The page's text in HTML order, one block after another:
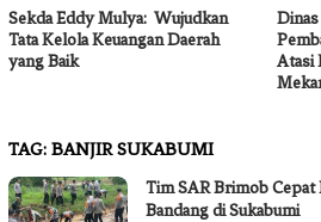
Sekda Eddy Mulya: Wujudkan
Tata Kelola Keuangan Daerah
yang Baik
Atasi
TAG: BANJIR SUKABUMI
Tim SAR Brimob Cepat
Bandang di Sukabumi